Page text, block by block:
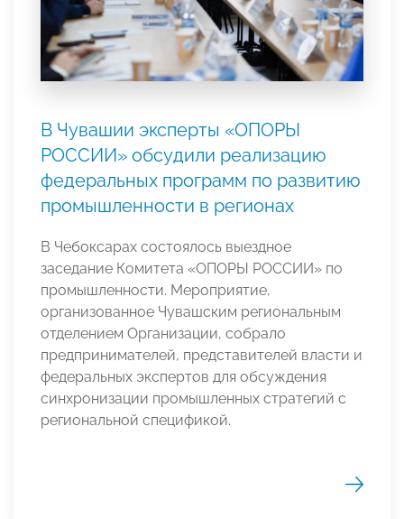
В Чувашии эксперты «ОПОРЫ
РОССИИ» обсудили реализацию
федеральных программ по развитию
промышленности в регионах
В Чебоксарах состоялось выездное
заседание Комитета «ОПОРЫ РОССИИ» по
промышленности. Мероприятие,
организованное Чувашским региональным
отделением Организации, собрало
предпринимателей, представителей власти и
федеральных экспертов для обсуждения
синхронизации промышленных стратегий с
региональной спецификой.